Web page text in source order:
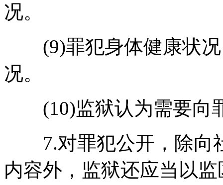
况。
(9)罪犯身体健康状况
况。
(10)监狱认为需要向
7.对罪犯公开，除向
内容外，监狱还应当以